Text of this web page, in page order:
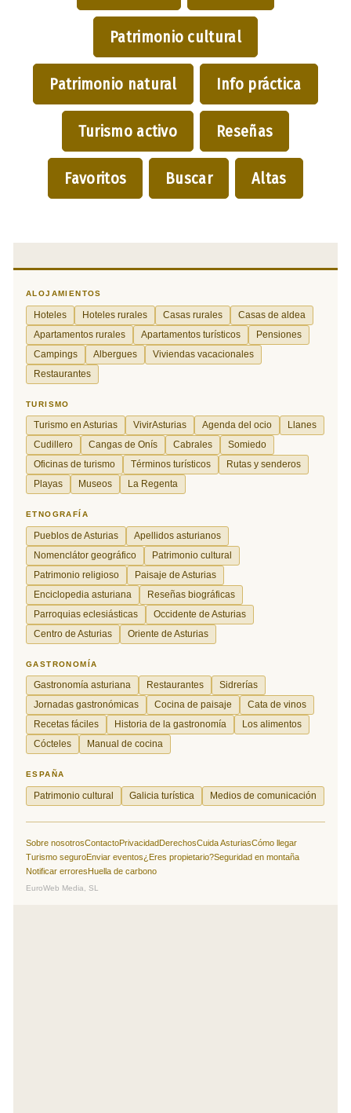
Patrimonio cultural
Patrimonio natural Info práctica
Turismo activo Reseñas
Favoritos Buscar Altas